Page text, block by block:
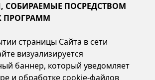
СОБИРАЕМЫЕ ПОСРЕДСТВОМ
ПРОГРАММ
страницы Сайта в сети
визуализируется
баннер, который уведомляет
и обработке cookie-файлов